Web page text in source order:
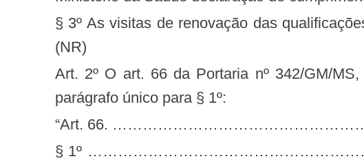
§ 3º As visitas de renovação das
(NR)
Art. 2º O art. 66 da Portaria nº 342/GM/MS, de 2013, passa a vigorar acrescido dos §§ 2º e 3º, renumerando-se o atual
parágrafo único para § 1º:
“Art. 66.
§ 1º